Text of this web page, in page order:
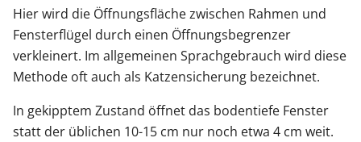
Hier wird die Öffnungsfläche zwischen Rahmen und
Fensterflügel durch einen Öffnungsbegrenzer
verkleinert. Im allgemeinen Sprachgebrauch wird diese
Methode oft auch als Katzensicherung bezeichnet.
In gekipptem Zustand öffnet das bodentiefe Fenster
statt der üblichen 10-15 cm nur noch etwa 4 cm weit.